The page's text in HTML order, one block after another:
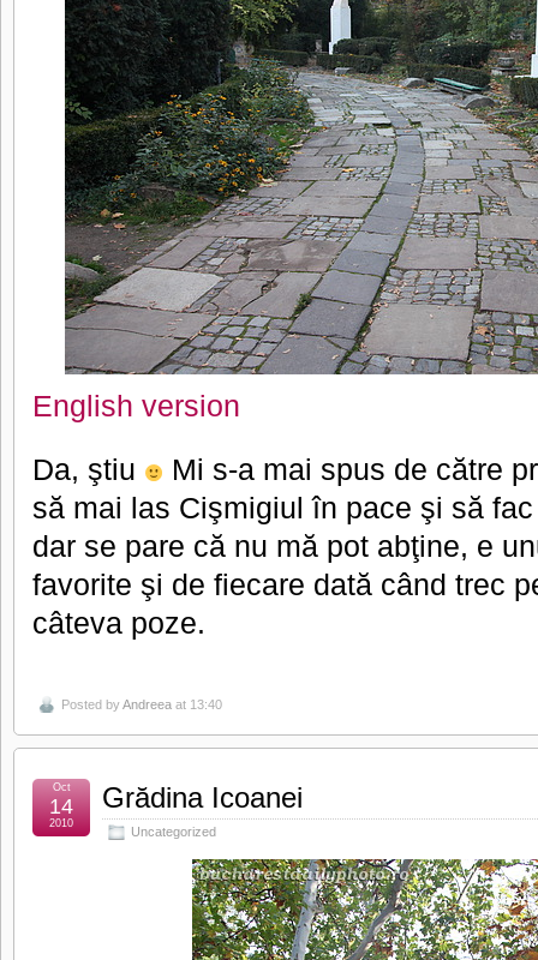
English version
Da, ştiu
Mi s-a mai spus de către
să mai las Cişmigiul în pace şi să
dar se pare că nu mă pot abţine, e
favorite şi de fiecare dată când trec
câteva poze.
Posted byAndreea at 13:40
Grădina Icoanei
Uncategorized
Oct
14
2010